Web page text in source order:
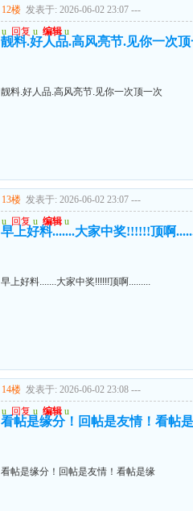
12楼 发表于: 2026-06-02 23:07 ---
u 回复 u 编辑 u
靓料.好人品.高风亮节.见你一次
靓料.好人品.高风亮节.见你一次顶一次
13楼 发表于: 2026-06-02 23:07 ---
u 回复 u 编辑 u
早上好料.......大家中奖!!!!!!顶啊
早上好料.......大家中奖!!!!!!顶啊.........
14楼 发表于: 2026-06-02 23:08 ---
u 回复 u 编辑 u
看帖是缘分！回帖是友情！看帖
看帖是缘分！回帖是友情！看帖是缘